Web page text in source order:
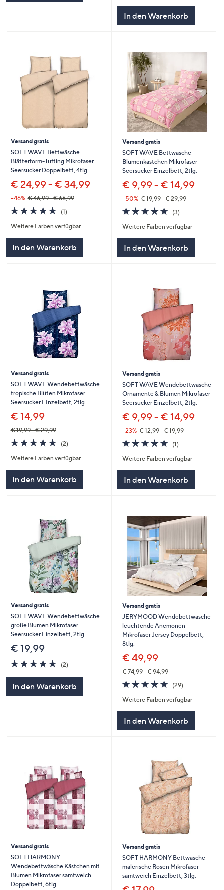
In den Warenkorb
Versand gratis
SOFT WAVE Bettwäsche
Blätterform-Tufting Mikrofaser
Seersucker Doppelbett, 4tlg.
€ 24,99 - € 34,99
--46% € 46,99 - € 66,99
5.0
von
5
(1)1
Weitere Farben verfügbar
In den Warenkorb
Versand gratis
SOFT WAVE Bettwäsche
Blumenkästchen Mikrofaser
Seersucker Einzelbett, 2tlg.
€ 9,99 - € 14,99
--50% € 19,99 - € 29,99
5.0
von
5
(3)3
Weitere Farben verfügbar
In den Warenkorb
Versand gratis
SOFT WAVE Wendebettwäsche
tropische Blüten Mikrofaser
Seersucker EInzelbett, 2tlg.
€ 14,99
€ 19,99 - € 29,99
5.0
von
5
(2)2
Weitere Farben verfügbar
In den Warenkorb
Versand gratis
SOFT WAVE Wendebettwäsche
Ornamente & Blumen Mikrofaser
Seersucker Einzelbett, 2tlg.
€ 9,99 - € 14,99
--23% € 12,99 - € 19,99
5.0
von
5
(1)1
Weitere Farben verfügbar
In den Warenkorb
Versand gratis
SOFT WAVE Wendebettwäsche
große Blumen Mikrofaser
Seersucker Einzelbett, 2tlg.
€ 19,99
5.0
von
(2)2
In den Warenkorb
Versand gratis
JERYMOOD Wendebettwäsche
leuchtende Anemonen
Mikrofaser Jersey Doppelbett,
8tlg.
€ 49,99
€ 74,99 - € 94,99
4.8
von
5
(29)29
Weitere Farben verfügbar
In den Warenkorb
Versand gratis
SOFT HARMONY
Wendebettwäsche Kästchen mit
Blumen Mikrofaser samtweich
Doppelbett, 6tlg.
Versand gratis
SOFT HARMONY Bettwäsche
malerische Rosen Mikrofaser
samtweich Einzelbett, 3tlg.